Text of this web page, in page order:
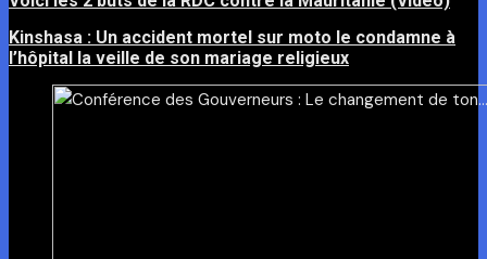
Kinshasa : Un accident mortel sur moto le condamne à
l’hôpital la veille de son mariage religieux